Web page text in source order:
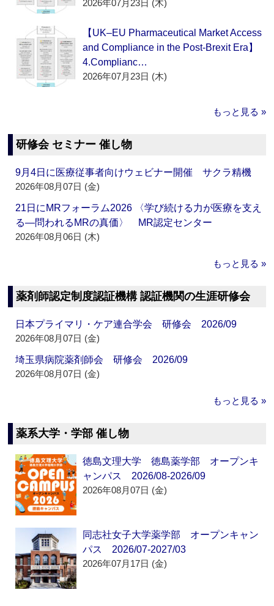
2026年07月23日 (木)
【UK–EU Pharmaceutical Market Access
and Compliance in the Post-Brexit Era】
4.Complianc…
2026年07月23日 (木)
もっと見る »
研修会 セミナー 催し物
9月4日に医療従事者向けウェビナー開催 サクラ精機
2026年08月07日 (金)
21日にMRフォーラム2026 〈学び続ける力が医療を支え
る―問われるMRの真価〉 MR認定センター
2026年08月06日 (木)
もっと見る »
薬剤師認定制度認証機構 認証機関の生涯研修会
日本プライマリ・ケア連合学会 研修会 2026/09
2026年08月07日 (金)
埼玉県病院薬剤師会 研修会 2026/09
2026年08月07日 (金)
もっと見る »
薬系大学・学部 催し物
徳島文理大学 徳島薬学部 オープンキ
ャンパス 2026/08-2026/09
2026年08月07日 (金)
同志社女子大学薬学部 オープンキャン
パス 2026/07-2027/03
2026年07月17日 (金)